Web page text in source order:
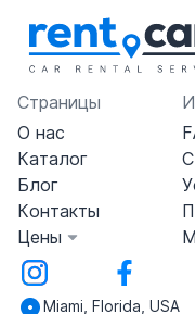
Страницы
О нас
Каталог
Блог
Контакты
Цены
Miami, Florida, USA